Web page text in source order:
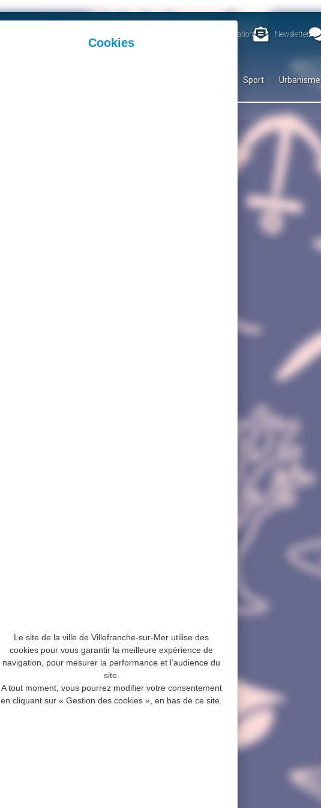
Parutions et Communication Newsletter
Sport Urbanisme
Le site de la ville de Villefranche-sur-Mer utilise des
cookies pour vous garantir la meilleure expérience de
navigation, pour mesurer la performance et l’audience du
site.
A tout moment, vous pourrez modifier votre consentement
en cliquant sur « Gestion des cookies », en bas de ce site.